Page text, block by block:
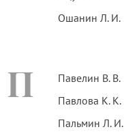
Ошанин Л. И.
П
Павелин В. В.
Павлова К. К.
Пальмин Л. И.